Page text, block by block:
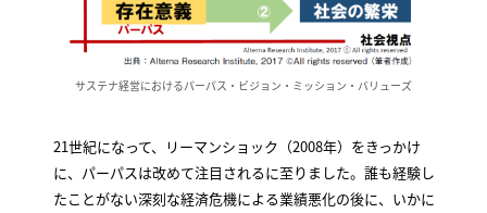
サステナ経営におけるパーパス・ビジョン・ミッション・バリューズ
21世紀になって、リーマンショック（2008年）をきっかけ
に、パーパスは改めて注目されるに至りました。誰も経験し
たことがない深刻な経済危機による業績悪化の後に、いかに